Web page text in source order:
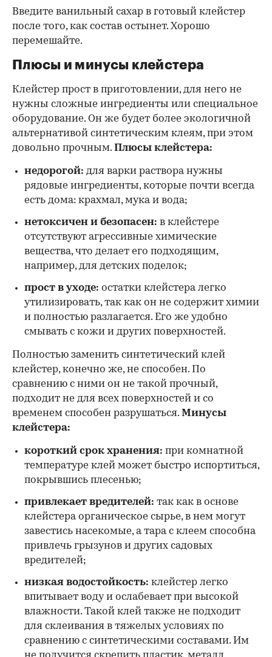
Введите ванильный сахар в готовый клейстер
после того, как состав остынет. Хорошо
перемешайте.
Плюсы и минусы клейстера
Клейстер прост в приготовлении, для него не
нужны сложные ингредиенты или специальное
оборудование. Он же будет более экологичной
альтернативой синтетическим клеям, при этом
довольно прочным. Плюсы клейстера:
недорогой: для варки раствора нужны
рядовые ингредиенты, которые почти всегда
есть дома: крахмал, мука и вода;
нетоксичен и безопасен: в клейстере
отсутствуют агрессивные химические
вещества, что делает его подходящим,
например, для детских поделок;
прост в уходе: остатки клейстера легко
утилизировать, так как он не содержит химии
и полностью разлагается. Его же удобно
смывать с кожи и других поверхностей.
Полностью заменить синтетический клей
клейстер, конечно же, не способен. По
сравнению с ними он не такой прочный,
подходит не для всех поверхностей и со
временем способен разрушаться. Минусы
клейстера:
короткий срок хранения: при комнатной
температуре клей может быстро испортиться,
покрывшись плесенью;
привлекает вредителей: так как в основе
клейстера органическое сырье, в нем могут
завестись насекомые, а тара с клеем способна
привлечь грызунов и других садовых
вредителей;
низкая водостойкость: клейстер легко
впитывает воду и ослабевает при высокой
влажности. Такой клей также не подходит
для склеивания в тяжелых условиях по
сравнению с синтетическими составами. Им